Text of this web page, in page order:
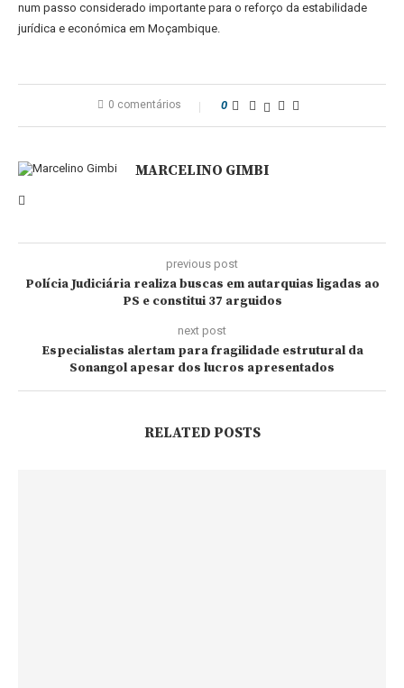
num passo considerado importante para o reforço da estabilidade
jurídica e económica em Moçambique.
0 comentários 0
MARCELINO GIMBI
previous post
Polícia Judiciária realiza buscas em autarquias ligadas ao
PS e constitui 37 arguidos
next post
Especialistas alertam para fragilidade estrutural da
Sonangol apesar dos lucros apresentados
RELATED POSTS